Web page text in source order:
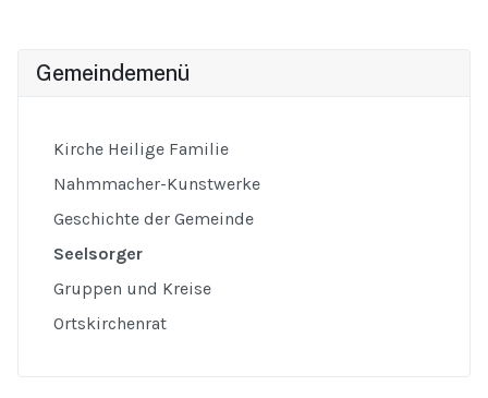
Gemeindemenü
Kirche Heilige Familie
Nahmmacher-Kunstwerke
Geschichte der Gemeinde
Seelsorger
Gruppen und Kreise
Ortskirchenrat